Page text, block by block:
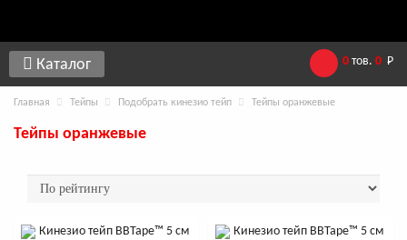
Каталог 0 тов. 0 Р
Главная Тейпы Подобрать кинезио тейп Тейпы оранжевые
Тейпы оранжевые